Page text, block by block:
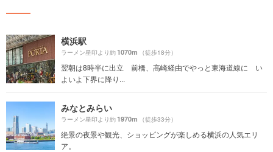
横浜駅
ラーメン星印より約1070m （徒歩18分）
翌朝は8時半に出立 前橋、高崎経由でやっと東海道線に い
よいよ下界に降り...
みなとみらい
ラーメン星印より約1970m （徒歩33分）
絶景の夜景や観光、ショッピングが楽しめる横浜の人気エリ
ア。